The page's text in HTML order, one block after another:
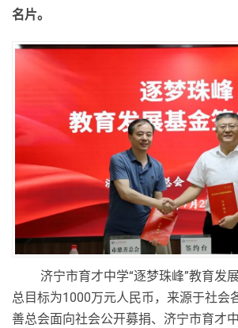
名片。
济宁市育才中学“逐梦珠峰”教育发
总目标为1000万元人民币，来源于社会
善总会面向社会公开募捐、济宁市育才